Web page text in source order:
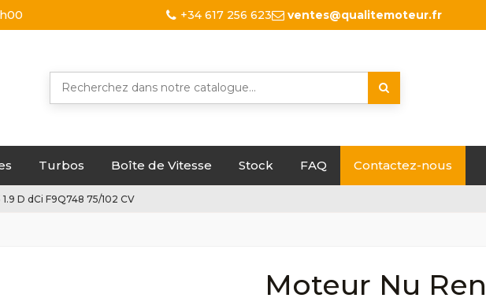
+34 617 256 623 ventes@qualitemoteur.fr
Turbos Boîte de Vitesse Stock FAQ Contactez-nous
D dCi F9Q748 75/102 CV
Moteur Nu